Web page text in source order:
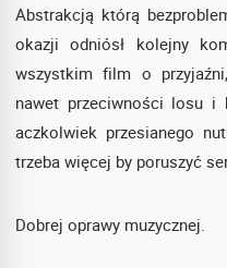
Abstrakcją którą
okazji odniósł kolejny
wszystkim film o
nawet przeciwności losu i
aczkolwiek przesianego
trzeba więcej by poruszyć
Dobrej oprawy muzycznej.